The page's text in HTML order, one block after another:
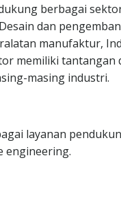
berbagai
dan
manufaktur,
memiliki tantangan
masing industri.
layanan
engineering.